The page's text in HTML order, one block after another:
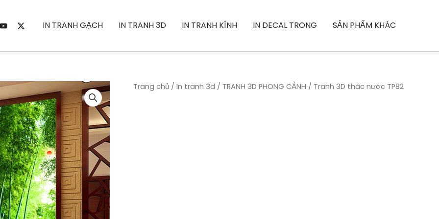
IN TRANH GẠCH IN TRANH 3D IN TRANH KÍNH IN DECAL TRONG SẢN PHẨM KHÁC
Trang chủ / In tranh 3d / TRANH 3D PHONG CẢNH / Tranh 3D thác nước TP82